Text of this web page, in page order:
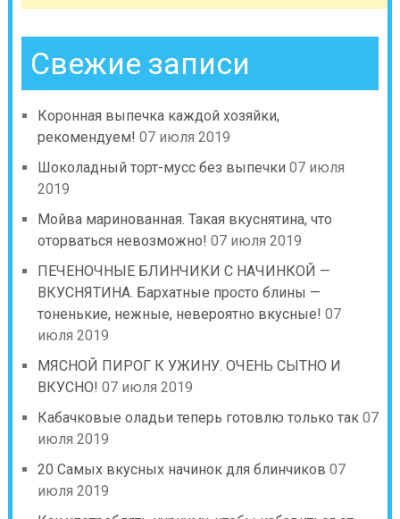
Свежие записи
Коронная выпечка каждой хозяйки,
рекомендуем! 07 июля 2019
Шоколадный торт-мусс без выпечки 07 июля
2019
Мойва маринованная. Такая вкуснятина, что
оторваться невозможно! 07 июля 2019
ПЕЧЕНОЧНЫЕ БЛИНЧИКИ С НАЧИНКОЙ —
ВКУСНЯТИНА. Бархатные просто блины —
тоненькие, нежные, невероятно вкусные! 07
июля 2019
МЯСНОЙ ПИРОГ К УЖИНУ. ОЧЕНЬ СЫТНО И
ВКУСНО! 07 июля 2019
Кабачковые оладьи теперь готовлю только так 07
июля 2019
20 Самых вкусных начинок для блинчиков 07
июля 2019